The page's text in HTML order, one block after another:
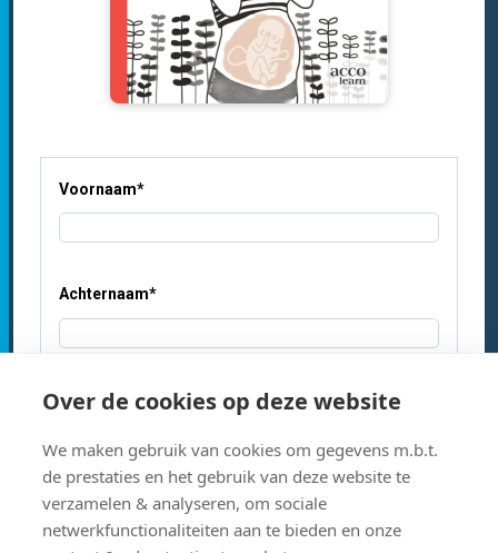
Voornaam*
Achternaam*
E-mailadres*
ja, ik schrijf me in voor de Acco nieuwsbrief
Inspiratie voor professionals
Over de cookies op deze website
We maken gebruik van cookies om gegevens m.b.t.
de prestaties en het gebruik van deze website te
verzamelen & analyseren, om sociale
netwerkfunctionaliteiten aan te bieden en onze